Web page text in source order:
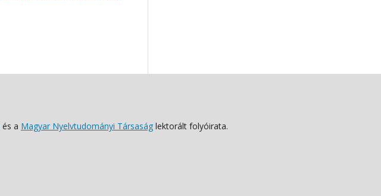
és a Magyar Nyelvtudományi Társaság lektorált folyóirata.